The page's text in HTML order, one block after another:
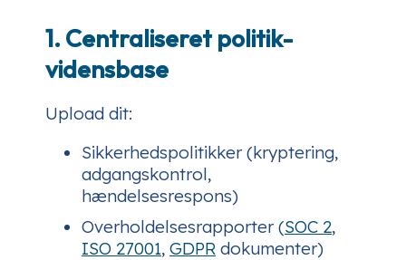
1. Centraliseret politik-
vidensbase
Upload dit:
Sikkerhedspolitikker (kryptering,
adgangskontrol,
hændelsesrespons)
Overholdelsesrapporter (SOC 2,
ISO 27001, GDPR dokumenter)